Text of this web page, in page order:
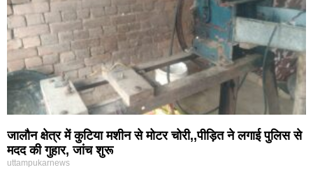
जालौन क्षेत्र में कुटिया मशीन से मोटर चोरी,,पीड़ित ने लगाई पुलिस से
मदद की गुहार, जांच शुरू
uttampukarnews